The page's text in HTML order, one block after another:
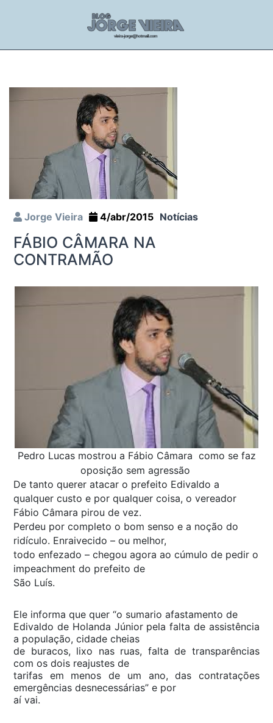
Jorge Vieira 4/abr/2015 Notícias
FÁBIO CÂMARA NA
CONTRAMÃO
Pedro Lucas mostrou a Fábio Câmara como se faz
oposição sem agressão
De tanto querer atacar o prefeito Edivaldo a
qualquer custo e por qualquer coisa, o vereador
Fábio Câmara pirou de vez.
Perdeu por completo o bom senso e a noção do
ridículo. Enraivecido – ou melhor,
todo enfezado – chegou agora ao cúmulo de pedir o
impeachment do prefeito de
São Luís.
Ele informa que quer “o sumario afastamento de
Edivaldo de Holanda Júnior pela falta de assistência
a população, cidade cheias
de buracos, lixo nas ruas, falta de transparências
com os dois reajustes de
tarifas em menos de um ano, das contratações
emergências desnecessárias” e por
aí vai.